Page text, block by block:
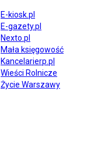
E-kiosk.pl
E-gazety.pl
Nexto.pl
Mała księgowość
Kancelarierp.pl
Wieści Rolnicze
Życie Warszawy